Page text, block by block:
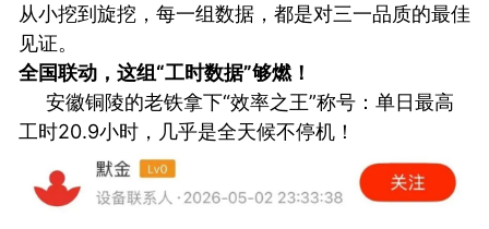
从小挖到旋挖，每一组数据，都是对三一品质的最佳
见证。
全国联动，这组“工时数据”够燃！
安徽铜陵的老铁拿下“效率之王”称号：单日最高
工时20.9小时，几乎是全天候不停机！